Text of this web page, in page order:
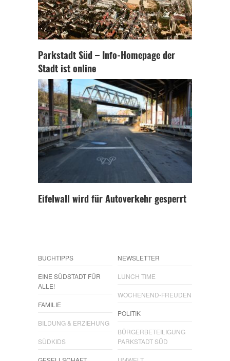
Parkstadt Süd – Info-Homepage der
Stadt ist online
Eifelwall wird für Autoverkehr gesperrt
BUCHTIPPS
EINE SÜDSTADT FÜR
ALLE!
FAMILIE
BILDUNG & ERZIEHUNG
SÜDKIDS
NEWSLETTER
LUNCH TIME
WOCHENEND-FREUDEN
POLITIK
BÜRGERBETEILIGUNG
PARKSTADT SÜD